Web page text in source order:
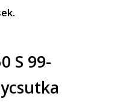
S 99-